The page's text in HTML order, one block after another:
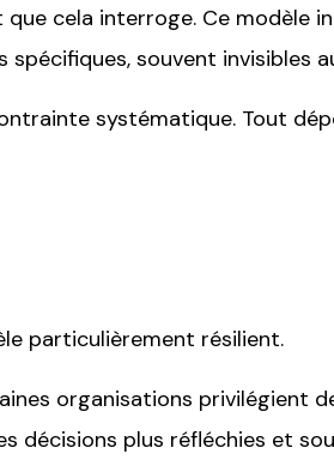
cela interroge. Ce modèle
souvent invisibles
systématique. Tout
particulièrement résilient.
organisations privilégient
décisions plus réfléchies et